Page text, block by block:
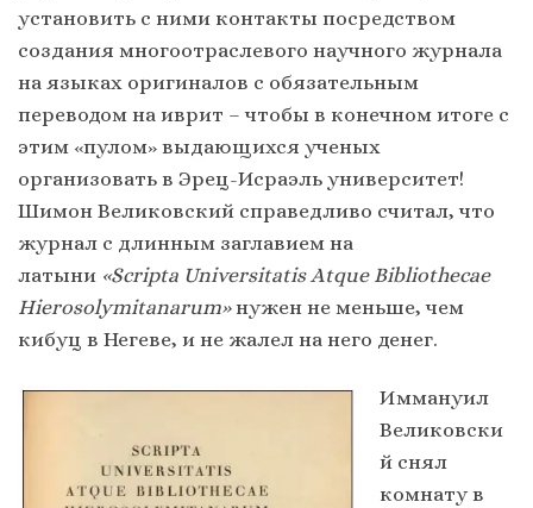
установить с ними контакты посредством
создания многоотраслевого научного журнала
на языках оригиналов с обязательным
переводом на иврит – чтобы в конечном итоге с
этим «пулом» выдающихся ученых
организовать в Эрец-Исраэль университет!
Шимон Великовский справедливо считал, что
журнал с длинным заглавием на
латыни «Scripta Universitatis Atque Bibliothecae
Hierosolymitanarum»нужен не меньше, чем
кибуц в Негеве, и не жалел на него денег.
Иммануил
Великовски
й снял
комнату в